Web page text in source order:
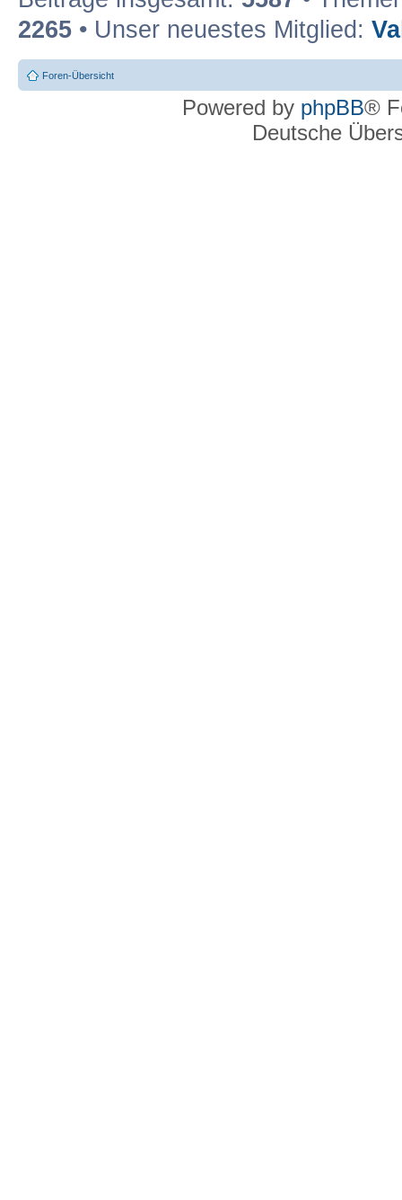
2265 • Unser neuestes Mitglied:
Foren-Übersicht
Powered by phpBB®
Deutsche